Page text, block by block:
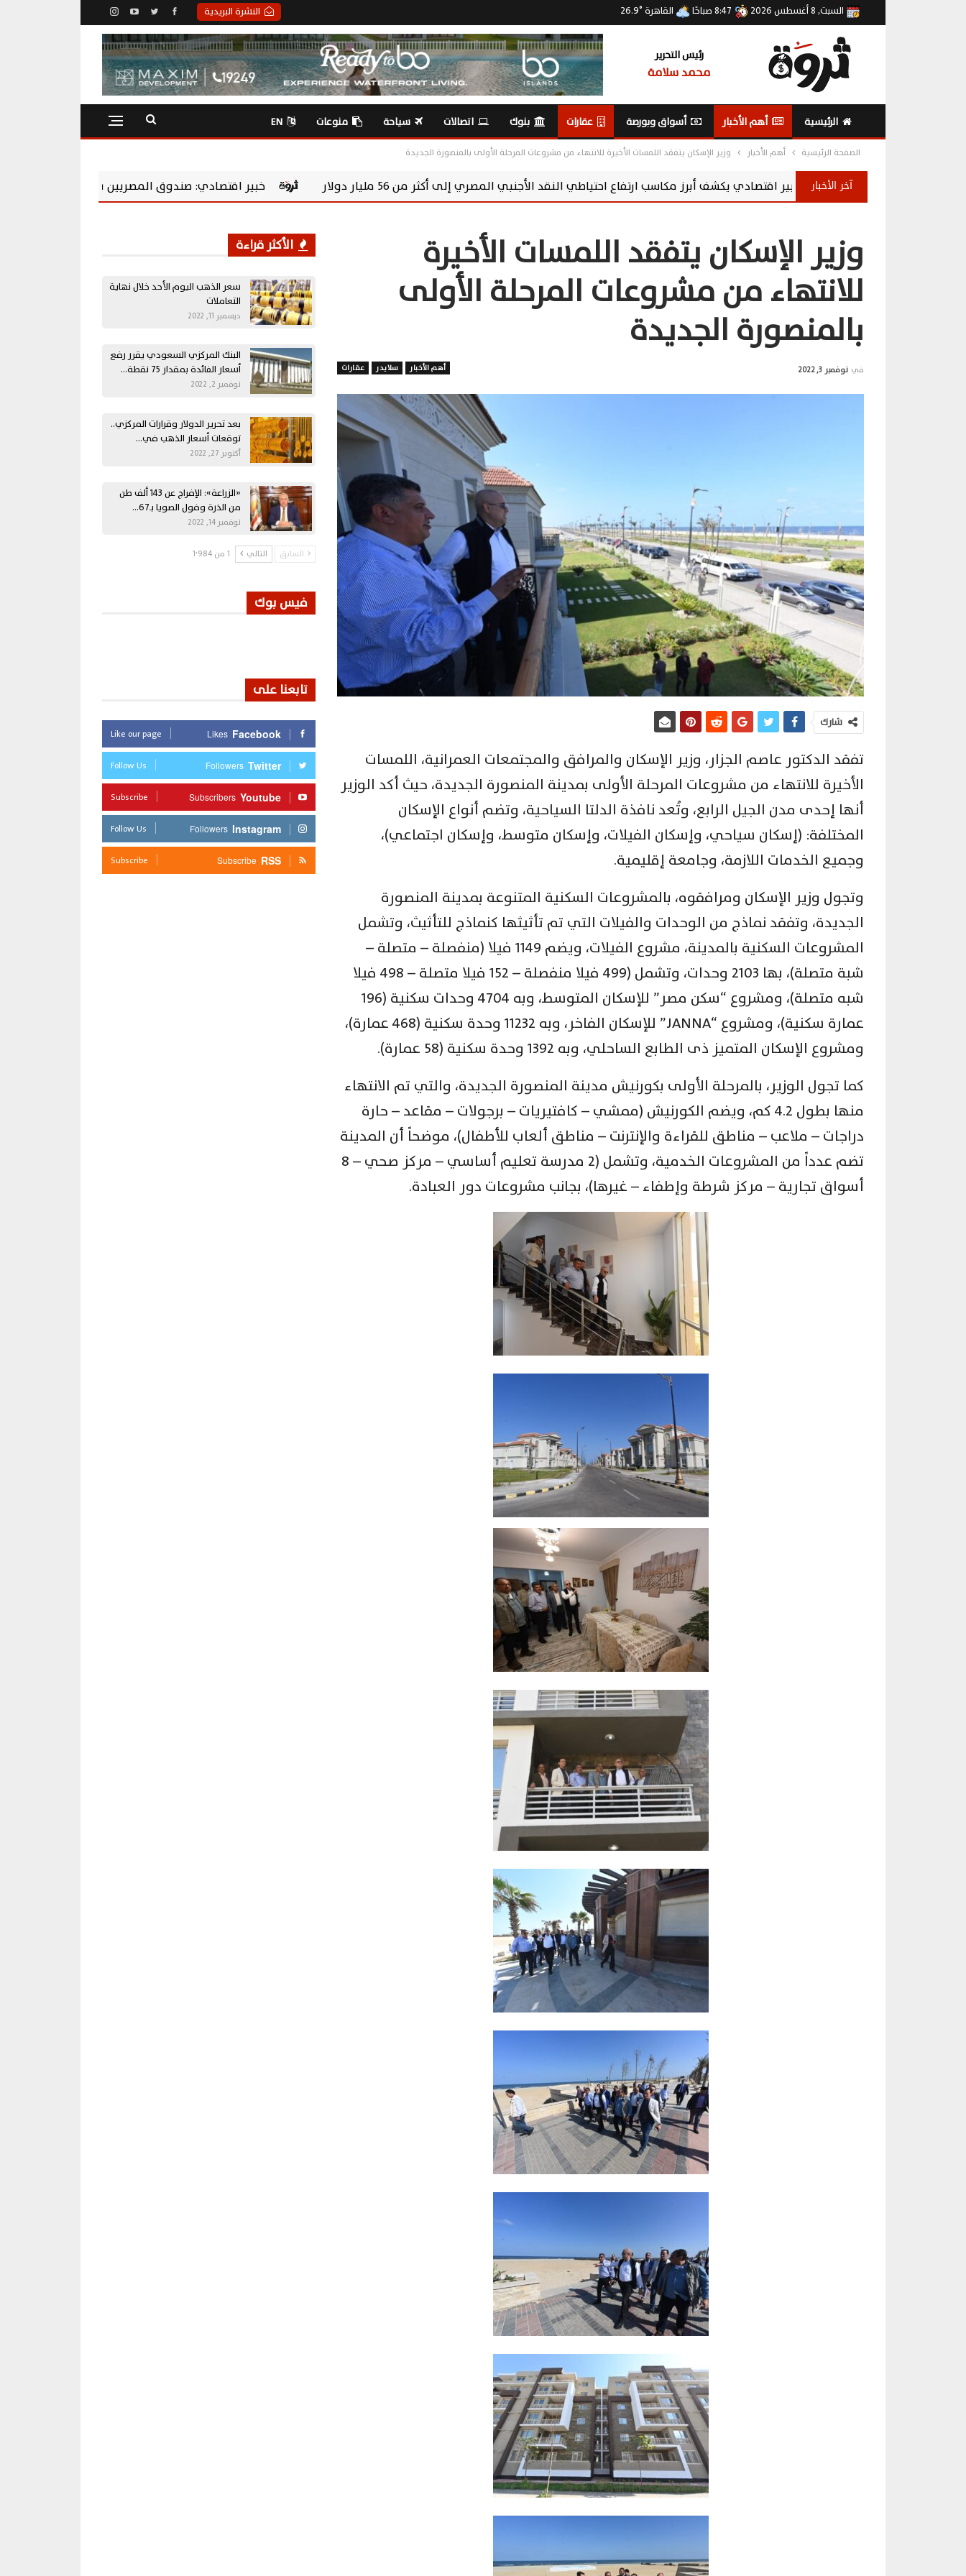
النشرة البريدية السبت, 8 أغسطس 2026 القاهرة°
26.9
رئيس التحرير
محمد سلامة
الرئيسية أهم الأخبار أسواق وبورصة عقارات بنوك اتصالات سياحة منوعات EN
الصفحة الرئيسية أهم الأخبار وزير الإسكان يتفقد اللمسات الأخيرة للانتهاء من مشروعات المرحلة الأولى بالمنصورة الجديدة
آخر الأخبار
خبير اقتصادي يكشف أبرز مكاسب ارتفاع احتياطي النقد الأجنبي المصري إلى أكثر من 56 مليار دولار خبير اقتصادي: صندوق المصريين بالخارج يحول المدخرات إلى استثمارات منتجة
وزير الإسكان يتفقد اللمسات الأخيرة
للانتهاء من مشروعات المرحلة الأولى
بالمنصورة الجديدة
أهم الأخبار سلايدر عقارات في نوفمبر 3, 2022
شارك
تفقد الدكتور عاصم الجزار، وزير الإسكان والمرافق والمجتمعات العمرانية، اللمسات
الأخيرة للانتهاء من مشروعات المرحلة الأولى بمدينة المنصورة الجديدة، حيث أكد الوزير
أنها إحدى مدن الجيل الرابع، وتُعد نافذة الدلتا السياحية، وتضم أنواع الإسكان
المختلفة: (إسكان سياحي، وإسكان الفيلات، وإسكان متوسط، وإسكان اجتماعي)،
وجميع الخدمات اللازمة، وجامعة إقليمية.
وتجول وزير الإسكان ومرافقوه، بالمشروعات السكنية المتنوعة بمدينة المنصورة
الجديدة، وتفقد نماذج من الوحدات والفيلات التي تم تأثيثها كنماذج للتأثيث، وتشمل
المشروعات السكنية بالمدينة، مشروع الفيلات، ويضم 1149 فيلا (منفصلة – متصلة –
شبة متصلة)، بها 2103 وحدات، وتشمل (499 فيلا منفصلة – 152 فيلا متصلة – 498 فيلا
شبه متصلة)، ومشروع “سكن مصر” للإسكان المتوسط، وبه 4704 وحدات سكنية (196
عمارة سكنية)، ومشروع “JANNA” للإسكان الفاخر، وبه 11232 وحدة سكنية (468 عمارة)،
ومشروع الإسكان المتميز ذى الطابع الساحلي، وبه 1392 وحدة سكنية (58 عمارة).
كما تجول الوزير، بالمرحلة الأولى بكورنيش مدينة المنصورة الجديدة، والتي تم الانتهاء
منها بطول 4.2 كم، ويضم الكورنيش (ممشي – كافتيريات – برجولات – مقاعد – حارة
دراجات – ملاعب – مناطق للقراءة والإنترنت – مناطق ألعاب للأطفال)، موضحاً أن المدينة
تضم عدداً من المشروعات الخدمية، وتشمل (2 مدرسة تعليم أساسي – مركز صحي – 8
أسواق تجارية – مركز شرطة وإطفاء – غيرها)، بجانب مشروعات دور العبادة.
الأكثر قراءة
سعر الذهب اليوم الأحد خلال نهاية
التعاملات
ديسمبر 11, 2022
البنك المركزي السعودي يقرر رفع
أسعار الفائدة بمقدار 75 نقطة…
نوفمبر 2, 2022
بعد تحرير الدولار وقرارات المركزي..
توقعات أسعار الذهب في…
أكتوبر 27, 2022
«الزراعة»: الإفراج عن 143 ألف طن
من الذرة وفول الصويا بـ67…
نوفمبر 14, 2022
السابق التالي 1 من 1٬984
فيس بوك
تابعنا على
Facebook
Likes
Like our page
Twitter
Followers
Follow Us
Youtube
Subscribers
Subscribe
Instagram
Followers
Follow Us
RSS
Subscribe
Subscribe